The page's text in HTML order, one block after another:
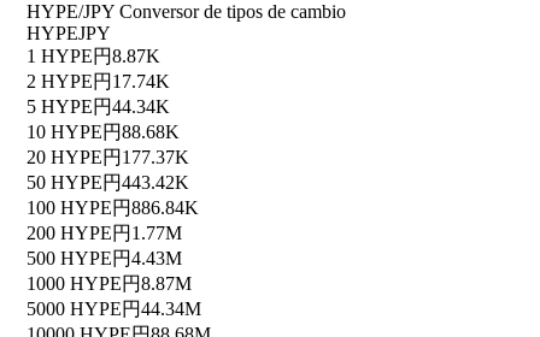
HYPE/JPY Conversor de tipos de cambio
HYPEJPY
1 HYPE円8.87K
2 HYPE円17.74K
5 HYPE円44.34K
10 HYPE円88.68K
20 HYPE円177.37K
50 HYPE円443.42K
100 HYPE円886.84K
200 HYPE円1.77M
500 HYPE円4.43M
1000 HYPE円8.87M
5000 HYPE円44.34M